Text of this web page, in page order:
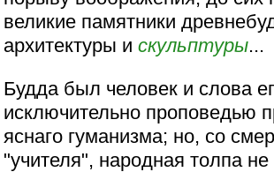
великие памятники
архитектуры искульптуры...
Будда был человек и слова
исключительно проповедью
яснаго гуманизма; но, со
"учителя", народная толпа